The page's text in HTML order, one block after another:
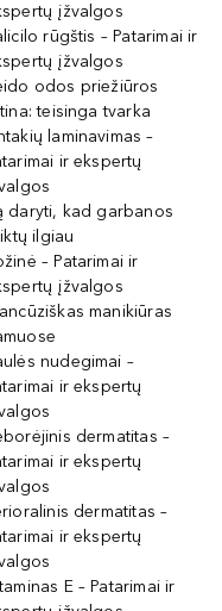
įžvalgos
rūgštis – Patarimai ir
įžvalgos
odos priežiūros
teisinga tvarka
laminavimas –
ir ekspertų
daryti, kad garbanos
ilgiau
– Patarimai ir
įžvalgos
manikiūras
nudegimai –
ir ekspertų
dermatitas –
ir ekspertų
dermatitas –
ir ekspertų
E – Patarimai ir